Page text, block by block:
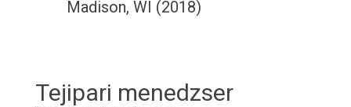
Madison, WI (2018)
Tejipari menedzser